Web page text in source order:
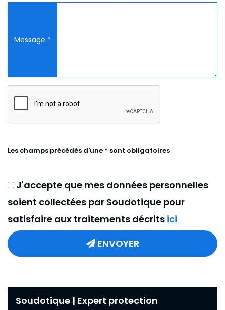
Message *
Les champs précédés d'une * sont obligatoires
J'accepte que mes données personnelles
soient collectées par Soudotique pour
satisfaire aux traitements décrits ici
ENVOYER
Soudotique | Expert protection